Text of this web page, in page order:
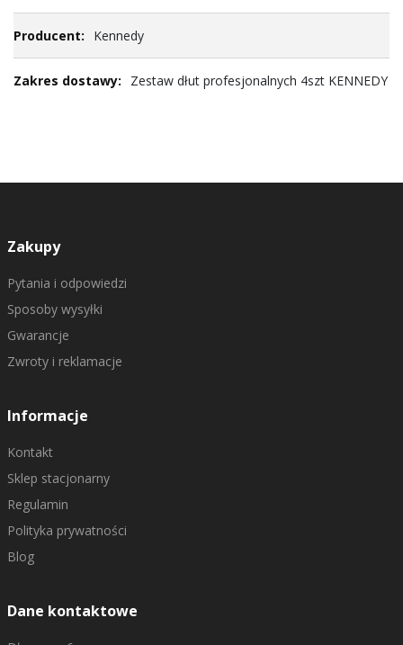
Kennedy
Zestaw dłut profesjonalnych 4szt KENNEDY
Zakupy
Pytania i odpowiedzi
Sposoby wysyłki
Gwarancje
Zwroty i reklamacje
Informacje
Kontakt
Sklep stacjonarny
Regulamin
Polityka prywatności
Blog
Dane kontaktowe